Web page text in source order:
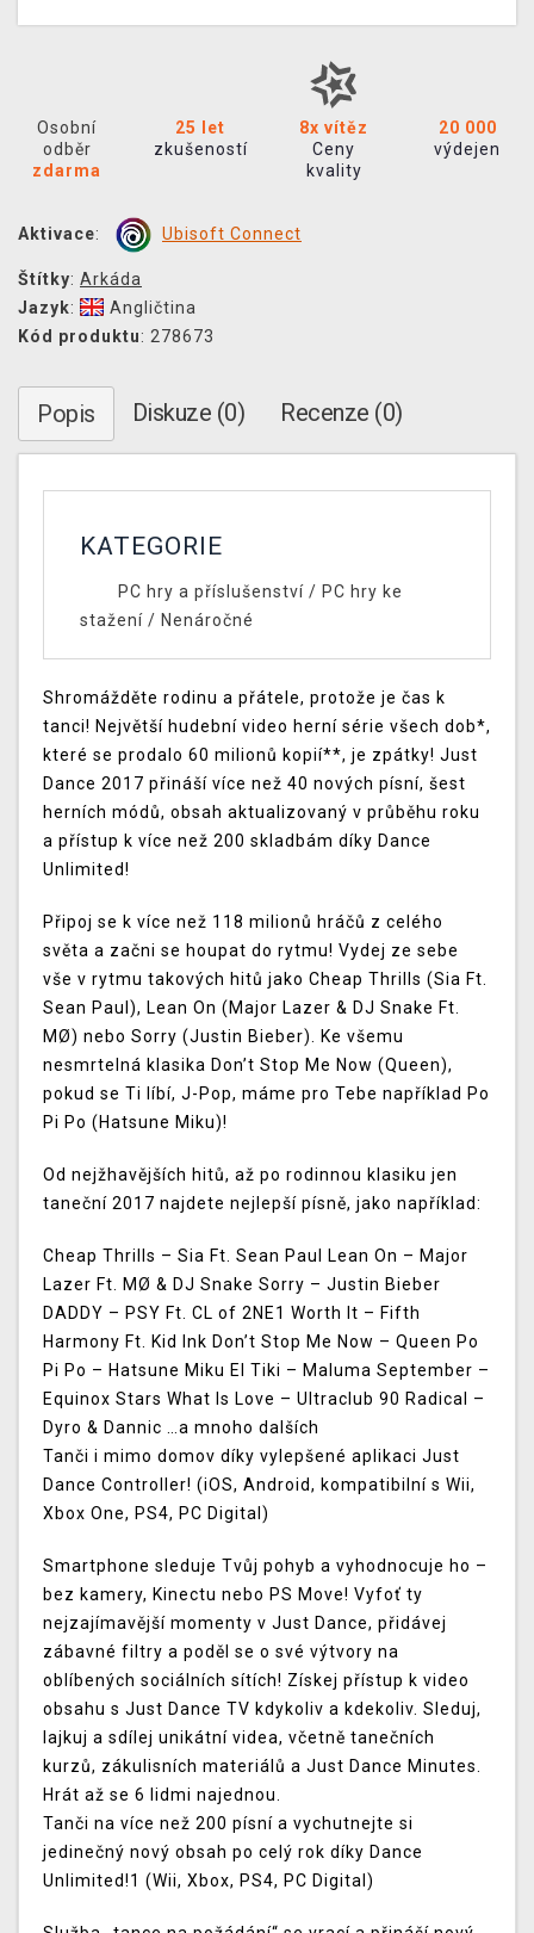
Osobní
odběr
zdarma
25 let
zkušeností
8x vítěz
Ceny
kvality
20 000
výdejen
Aktivace: Ubisoft Connect
Štítky: Arkáda
Jazyk:
Angličtina
Kód produktu: 278673
Popis Diskuze (0) Recenze (0)
KATEGORIE
PC hry a příslušenství/ PC hry ke
stažení / Nenáročné
Shromážděte rodinu a přátele, protože je čas k
tanci! Největší hudební video herní série všech dob*,
které se prodalo 60 milionů kopií**, je zpátky! Just
Dance 2017 přináší více než 40 nových písní, šest
herních módů, obsah aktualizovaný v průběhu roku
a přístup k více než 200 skladbám díky Dance
Unlimited!
Připoj se k více než 118 milionů hráčů z celého
světa a začni se houpat do rytmu! Vydej ze sebe
vše v rytmu takových hitů jako Cheap Thrills (Sia Ft.
Sean Paul), Lean On (Major Lazer & DJ Snake Ft.
MØ) nebo Sorry (Justin Bieber). Ke všemu
nesmrtelná klasika Don’t Stop Me Now (Queen),
pokud se Ti líbí, J-Pop, máme pro Tebe například Po
Pi Po (Hatsune Miku)!
Od nejžhavějších hitů, až po rodinnou klasiku jen
taneční 2017 najdete nejlepší písně, jako například:
Cheap Thrills – Sia Ft. Sean Paul Lean On – Major
Lazer Ft. MØ & DJ Snake Sorry – Justin Bieber
DADDY – PSY Ft. CL of 2NE1 Worth It – Fifth
Harmony Ft. Kid Ink Don’t Stop Me Now – Queen Po
Pi Po – Hatsune Miku El Tiki – Maluma September –
Equinox Stars What Is Love – Ultraclub 90 Radical –
Dyro & Dannic …a mnoho dalších
Tanči i mimo domov díky vylepšené aplikaci Just
Dance Controller! (iOS, Android, kompatibilní s Wii,
Xbox One, PS4, PC Digital)
Smartphone sleduje Tvůj pohyb a vyhodnocuje ho –
bez kamery, Kinectu nebo PS Move! Vyfoť ty
nejzajímavější momenty v Just Dance, přidávej
zábavné filtry a poděl se o své výtvory na
oblíbených sociálních sítích! Získej přístup k video
obsahu s Just Dance TV kdykoliv a kdekoliv. Sleduj,
lajkuj a sdílej unikátní videa, včetně tanečních
kurzů, zákulisních materiálů a Just Dance Minutes.
Hrát až se 6 lidmi najednou.
Tanči na více než 200 písní a vychutnejte si
jedinečný nový obsah po celý rok díky Dance
Unlimited!1 (Wii, Xbox, PS4, PC Digital)